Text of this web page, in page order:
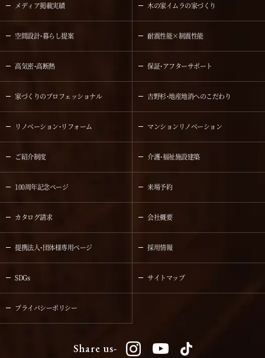
メディア掲載実績 木の家イムラの家づくり
空間設計・暮らし提案 耐震性能×制震性能
高気密・高断熱 保証・アフターサポート
家づくりのプロフェッショナル 吉野杉・地産地消へのこだわり
リノベーション・リフォーム マンションリノベーション
ご紹介制度 介護・福祉施設建築
100周年記念ページ 来場予約
カタログ請求 会社概要
提携法人・団体様専用ページ 採用情報
SDGs サイトマップ
プライバシーポリシー
Share us-